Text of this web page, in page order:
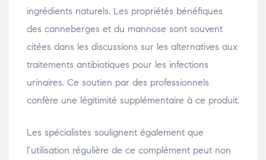
ingrédients naturels. Les propriétés bénéfiques
des canneberges et du mannose sont souvent
citées dans les discussions sur les alternatives aux
traitements antibiotiques pour les infections
urinaires. Ce soutien par des professionnels
confère une légitimité supplémentaire à ce produit.
Les spécialistes soulignent également que
l’utilisation régulière de ce complément peut non